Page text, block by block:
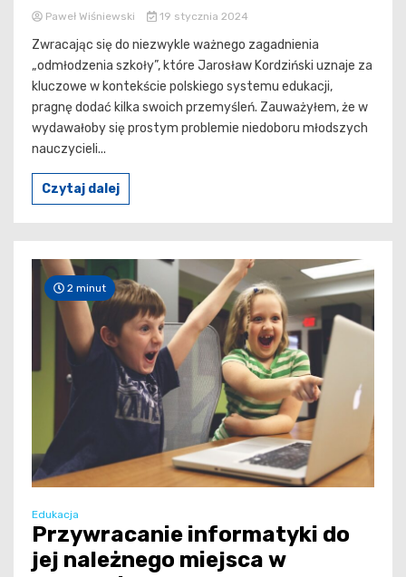
Paweł Wiśniewski 19 stycznia 2024
Zwracając się do niezwykle ważnego zagadnienia
„odmłodzenia szkoły”, które Jarosław Kordziński uznaje za
kluczowe w kontekście polskiego systemu edukacji,
pragnę dodać kilka swoich przemyśleń. Zauważyłem, że w
wydawałoby się prostym problemie niedoboru młodszych
nauczycieli...
Czytaj dalej
2 minut
Edukacja
Przywracanie informatyki do
jej należnego miejsca w